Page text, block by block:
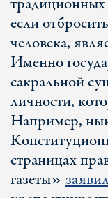
если
человека,
Именно
сакральной
личности,
Например,
страницах
газеты»